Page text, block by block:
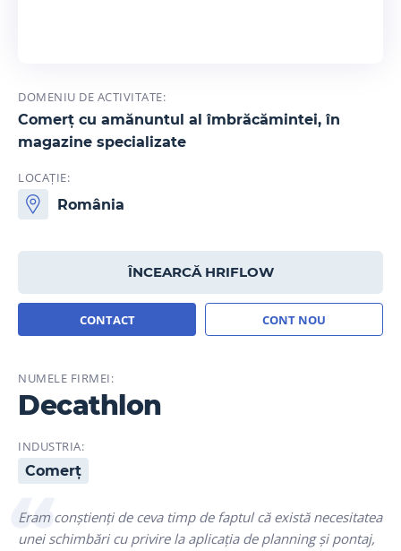
DOMENIU DE ACTIVITATE:
Comerț cu amănuntul al îmbrăcămintei, în
magazine specializate
LOCAȚIE:
România
ÎNCEARCĂ HRIFLOW
CONTACT CONT NOU
NUMELE FIRMEI:
Decathlon
INDUSTRIA:
Comerț
Eram conștienți de ceva timp de faptul că există necesitatea
unei schimbări cu privire la aplicația de planning și pontaj,